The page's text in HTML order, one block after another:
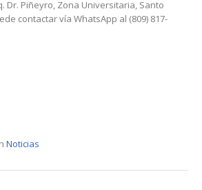
Dr. Piñeyro, Zona Universitaria, Santo
contactar vía WhatsApp al (809) 817-
Noticias